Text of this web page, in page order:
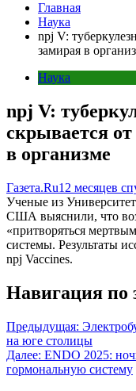
Главная
Наука
npj V:
замирая в
Наука
npj V:
скрывается
в организме
Газета.Ru12 месяцев
Ученые из
США выяснили, что
«притворяться
системы. Результаты
npj Vaccines.
Навигация по
Предыдущая:
на юге столицы
Далее: ENDO 2025:
гормональную систему